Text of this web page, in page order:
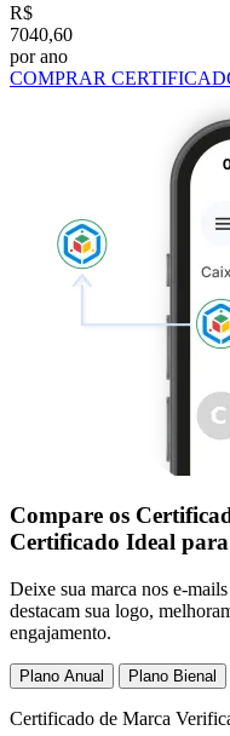
R$
7040,60
por ano
COMPRAR
Compare os
Certificado Ideal para
Deixe sua marca nos e-
destacam sua logo,
engajamento.
Plano Anual Plano Bienal
Certificado de Marca